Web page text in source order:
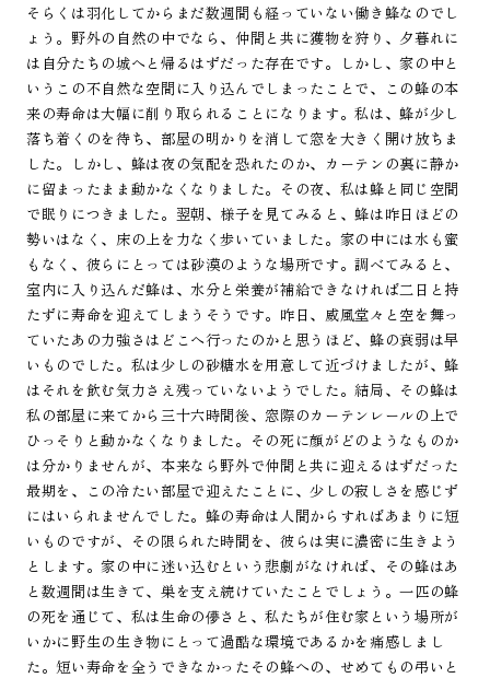
そらくは羽化してからまだ数週間も経っていない働き蜂なのでし
ょう。野外の自然の中でなら、仲間と共に獲物を狩り、夕暮れに
は自分たちの城へと帰るはずだった存在です。しかし、家の中と
いうこの不自然な空間に入り込んでしまったことで、この蜂の本
来の寿命は大幅に削り取られることになります。私は、蜂が少し
落ち着くのを待ち、部屋の明かりを消して窓を大きく開け放ちま
した。しかし、蜂は夜の気配を恐れたのか、カーテンの裏に静か
に留まったまま動かなくなりました。その夜、私は蜂と同じ空間
で眠りにつきました。翌朝、様子を見てみると、蜂は昨日ほどの
勢いはなく、床の上を力なく歩いていました。家の中には水も蜜
もなく、彼らにとっては砂漠のような場所です。調べてみると、
室内に入り込んだ蜂は、水分と栄養が補給できなければ二日と持
たずに寿命を迎えてしまうそうです。昨日、威風堂々と空を舞っ
ていたあの力強さはどこへ行ったのかと思うほど、蜂の衰弱は早
いものでした。私は少しの砂糖水を用意して近づけましたが、蜂
はそれを飲む気力さえ残っていないようでした。結局、その蜂は
私の部屋に来てから三十六時間後、窓際のカーテンレールの上で
ひっそりと動かなくなりました。その死に顔がどのようなものか
は分かりませんが、本来なら野外で仲間と共に迎えるはずだった
最期を、この冷たい部屋で迎えたことに、少しの寂しさを感じず
にはいられませんでした。蜂の寿命は人間からすればあまりに短
いものですが、その限られた時間を、彼らは実に濃密に生きよう
とします。家の中に迷い込むという悲劇がなければ、その蜂はあ
と数週間は生きて、巣を支え続けていたことでしょう。一匹の蜂
の死を通じて、私は生命の儚さと、私たちが住む家という場所が
いかに野生の生き物にとって過酷な環境であるかを痛感しまし
た。短い寿命を全うできなかったその蜂への、せめてもの弔いと